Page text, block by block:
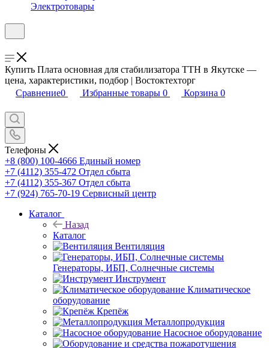
Электротовары
Купить Плата основная для стабилизатора ТТН в Якутске —
цена, характеристики, подбор | Востоктехторг
Сравнение0 Избранные товары 0 Корзина 0
Телефоны
+8 (800) 100-4666 Единый номер
+7 (4112) 355-472 Отдел сбыта
+7 (4112) 355-367 Отдел сбыта
+7 (924) 765-70-19 Сервисный центр
Каталог
Назад
Каталог
Вентиляция
Генераторы, ИБП, Солнечные системы
Инструмент
Климатическое
оборудование
Крепёж
Металлопродукция
Насосное оборудование